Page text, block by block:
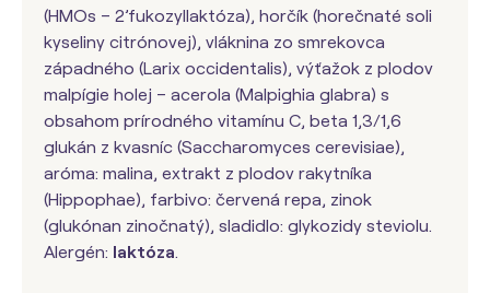
(HMOs – 2’fukozyllaktóza), horčík (horečnaté soli
kyseliny citrónovej), vláknina zo smrekovca
západného (Larix occidentalis), výťažok z plodov
malpígie holej – acerola (Malpighia glabra) s
obsahom prírodného vitamínu C, beta 1,3/1,6
glukán z kvasníc (Saccharomyces cerevisiae),
aróma: malina, extrakt z plodov rakytníka
(Hippophae), farbivo: červená repa, zinok
(glukónan zinočnatý), sladidlo: glykozidy steviolu.
Alergén: laktóza.